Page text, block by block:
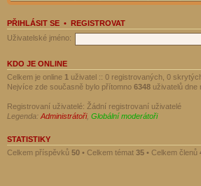
PŘIHLÁSIT SE • REGISTROVAT
Uživatelské jméno:
KDO JE ONLINE
Celkem je online 1 uživatel :: 0 registrovaných, 0
Nejvíce zde současně bylo přítomno 6348 uživatelů dne
Registrovaní uživatelé: Žádní registrovaní uživatelé
Legenda: Administrátoři, Globální moderátoři
STATISTIKY
Celkem příspěvků 50 • Celkem témat 35 • Celkem členů